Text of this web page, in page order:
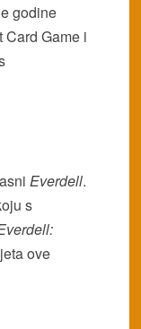
godine
Card Game i
Everdell.
s
ove